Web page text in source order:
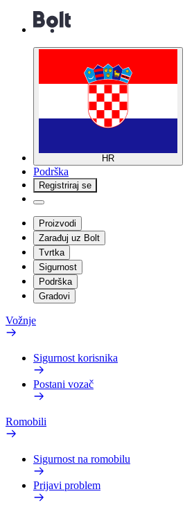
HR
Podrška
Registriraj se
Proizvodi
Zarađuj uz Bolt
Tvrtka
Sigurnost
Podrška
Gradovi
Vožnje
Sigurnost korisnika
Postani vozač
Romobili
Sigurnost na romobilu
Prijavi problem